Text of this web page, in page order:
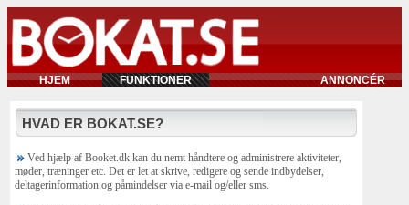
HJEM FUNKTIONER ANNONCÉR
HVAD ER BOKAT.SE?
Ved hjælp af Booket.dk kan du nemt håndtere og administrere aktiviteter,
møder, træninger etc. Det er let at skrive, redigere og sende indbydelser,
deltagerinformation og påmindelser via e-mail og/eller sms.